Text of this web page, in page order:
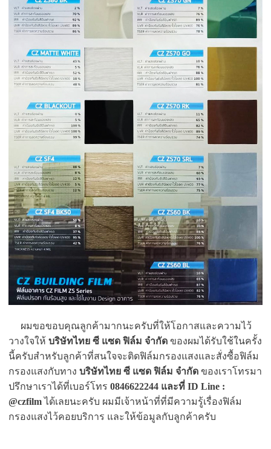
ผมขอขอบคุณลูกค้ามากนะครับที่ให้โอกาสและความไว้
วางใจให้บริษัทไทย ซี แซด ฟิล์ม จำกัด ของผมได้รับใช้ในครั้ง
นี้ครับสำหรับลูกค้าที่สนใจจะติดฟิล์มกรองแสงและสั่งซื้อฟิล์ม
กรองแสงกับทางบริษัทไทย ซี แซด ฟิล์ม จำกัด ของเราโทรมา
ปรึกษาเราได้ที่เบอร์โทร 0846622244 และที่ ID Line :
@czfilmได้เลยนะครับ ผมมีเจ้าหน้าที่ที่มีความรู้เรื่องฟิล์ม
กรองแสงไว้คอยบริการ และให้ข้อมูลกับลูกค้าครับ